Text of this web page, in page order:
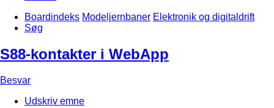
Boardindeks Modeljernbaner Elektronik og digitaldrift
Søg
S88-kontakter i WebApp
Besvar
Udskriv emne